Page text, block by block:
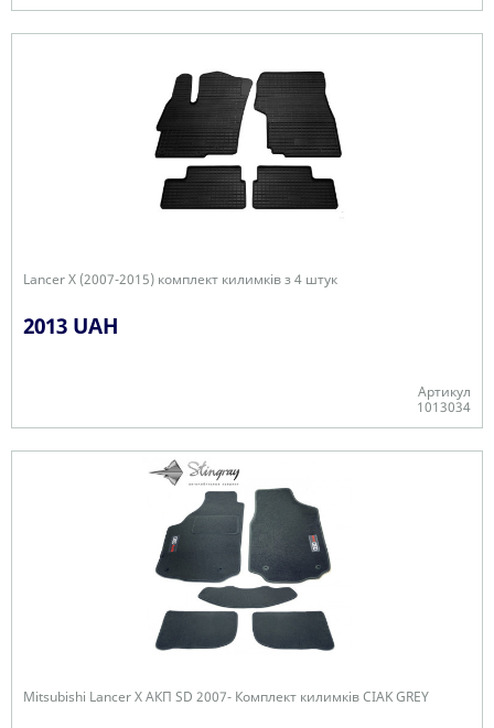
Lancer X (2007-2015) комплект килимків з 4 штук
2013 UAH
Артикул
1013034
Mitsubishi Lancer X АКП SD 2007- Комплект килимків CIAK GREY